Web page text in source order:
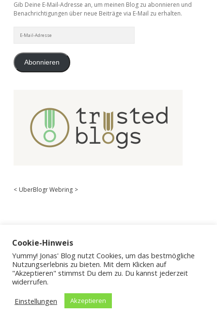
Gib Deine E-Mail-Adresse an, um meinen Blog zu abonnieren und
Benachrichtigungen über neue Beiträge via E-Mail zu erhalten.
Mail-
Abonnieren
< UberBlogr Webring >
Cookie-Hinweis
Yummy! Jonas' Blog nutzt Cookies, um das bestmögliche
Nutzungserlebnis zu bieten. Mit dem Klicken auf
"Akzeptieren" stimmst Du dem zu. Du kannst jederzeit
widerrufen.
Einstellungen
Akzeptieren